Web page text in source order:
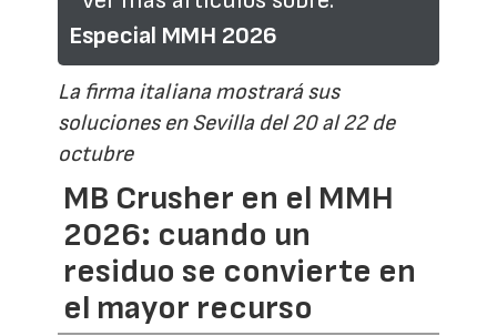
Especial MMH 2026
La firma italiana mostrará sus
soluciones en Sevilla del 20 al 22 de
octubre
MB Crusher en el MMH
2026: cuando un
residuo se convierte en
el mayor recurso